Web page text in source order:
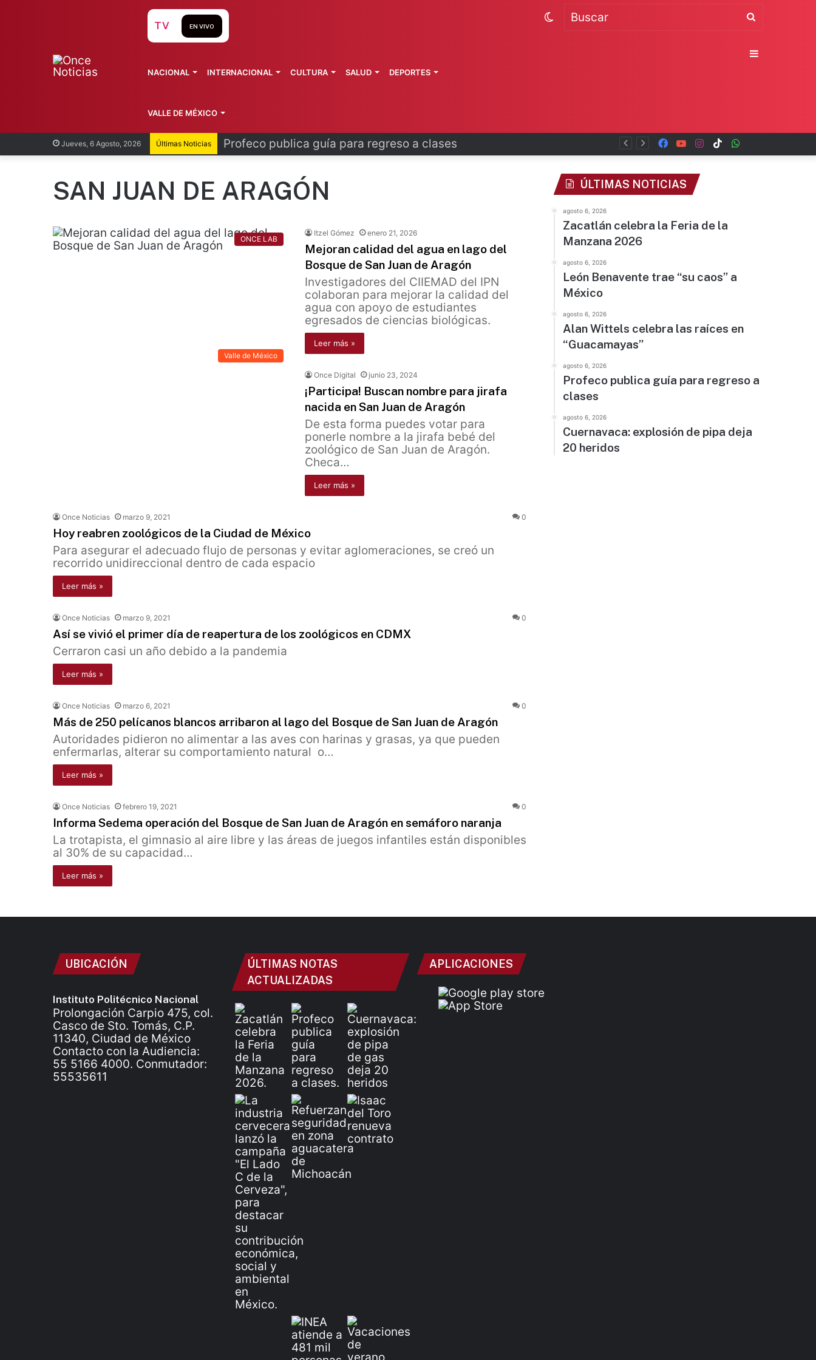
Jueves, 6 Agosto, 2026 Últimas Noticias Profeco publica guía para regreso a clases TikTok
Instagram
YouTube
Facebook
TV EN VIVO
NACIONAL INTERNACIONAL CULTURA SALUD DEPORTES
VALLE DE MÉXICO
Switch
SAN JUAN DE ARAGÓN
ONCE LAB
Itzel Gómez enero 21, 2026
Mejoran calidad del agua en lago del
Bosque de San Juan de Aragón
Investigadores del CIIEMAD del IPN
colaboran para mejorar la calidad del
agua con apoyo de estudiantes
egresados de ciencias biológicas.
Leer más »
Valle de México
Once Digital junio 23, 2024
¡Participa! Buscan nombre para jirafa
nacida en San Juan de Aragón
De esta forma puedes votar para
ponerle nombre a la jirafa bebé del
zoológico de San Juan de Aragón.
Checa…
Leer más »
Once Noticias marzo 9, 2021 0
Hoy reabren zoológicos de la Ciudad de México
Para asegurar el adecuado flujo de personas y evitar aglomeraciones, se creó un
recorrido unidireccional dentro de cada espacio
Leer más »
Once Noticias marzo 9, 2021 0
Así se vivió el primer día de reapertura de los zoológicos en CDMX
Cerraron casi un año debido a la pandemia
Leer más »
Once Noticias marzo 6, 2021 0
Más de 250 pelícanos blancos arribaron al lago del Bosque de San Juan de Aragón
Autoridades pidieron no alimentar a las aves con harinas y grasas, ya que pueden
enfermarlas, alterar su comportamiento natural o…
Leer más »
Once Noticias febrero 19, 2021 0
Informa Sedema operación del Bosque de San Juan de Aragón en semáforo naranja
La trotapista, el gimnasio al aire libre y las áreas de juegos infantiles están disponibles
al 30% de su capacidad…
Leer más »
ÚLTIMAS NOTICIAS
agosto 6, 2026
Zacatlán celebra la Feria de la
Manzana 2026
agosto 6, 2026
León Benavente trae “su caos” a
México
agosto 6, 2026
Alan Wittels celebra las raíces en
“Guacamayas”
agosto 6, 2026
Profeco publica guía para regreso a
clases
agosto 6, 2026
Cuernavaca: explosión de pipa deja
20 heridos
UBICACIÓN
Instituto Politécnico Nacional
Prolongación Carpio 475, col.
Casco de Sto. Tomás, C.P.
11340, Ciudad de México
Contacto con la Audiencia:
55 5166 4000. Conmutador:
55535611
ÚLTIMAS NOTAS
ACTUALIZADAS
APLICACIONES